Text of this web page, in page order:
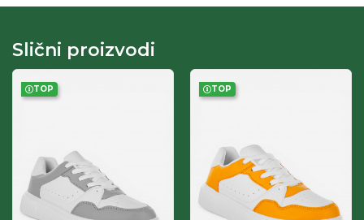
Slični proizvodi
TOP TOP